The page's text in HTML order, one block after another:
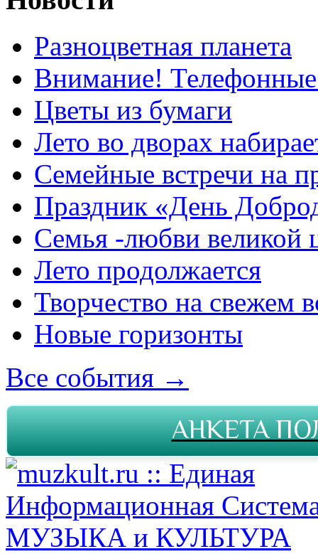
Разноцветная планета
Внимание!
Цветы из бумаги
Лето во дворах
Семейные встречи на
Праздник «День
Семья -любви великой
Лето продолжается
Творчество на свежем
Новые горизонты
Все события →
АНКЕТА